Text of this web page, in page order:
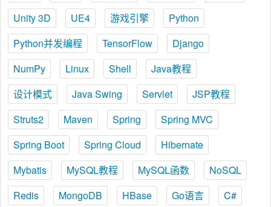
Unity 3D
UE4 游戏引擎
Python
Python并发编程
TensorFlow
Django
NumPy
Linux Shell
Java教程
设计模式
Java Swing Servlet
JSP教程
Struts2
Maven Spring
Spring MVC
Spring Boot
Spring Cloud
Hibernate
Mybatis
MySQL教程 MySQL函数
NoSQL
Redis
MongoDB HBase Go语言
C#